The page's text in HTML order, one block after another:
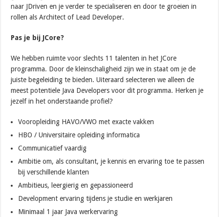
naar JDriven en je verder te specialiseren en door te groeien in
rollen als Architect of Lead Developer.
Pas je bij JCore?
We hebben ruimte voor slechts 11 talenten in het JCore
programma. Door de kleinschaligheid zijn we in staat om je de
juiste begeleiding te bieden. Uiteraard selecteren we alleen de
meest potentiele Java Developers voor dit programma. Herken je
jezelf in het onderstaande profiel?
Vooropleiding HAVO/VWO met exacte vakken
HBO / Universitaire opleiding informatica
Communicatief vaardig
Ambitie om, als consultant, je kennis en ervaring toe te passen
bij verschillende klanten
Ambitieus, leergierig en gepassioneerd
Development ervaring tijdens je studie en werkjaren
Minimaal 1 jaar Java werkervaring